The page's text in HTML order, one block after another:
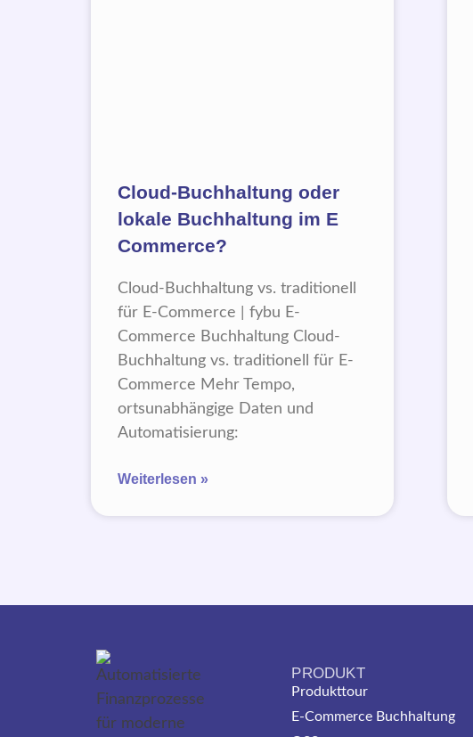
Cloud-Buchhaltung oder
lokale Buchhaltung im E
Commerce?
Cloud-Buchhaltung vs. traditionell
für E-Commerce | fybu E-
Commerce Buchhaltung Cloud-
Buchhaltung vs. traditionell für E-
Commerce Mehr Tempo,
ortsunabhängige Daten und
Automatisierung:
Weiterlesen »
PRODUKT
Produkttour
E-Commerce Buchhaltung